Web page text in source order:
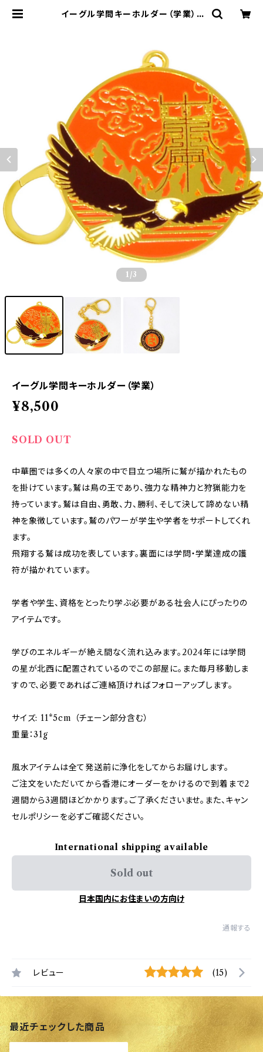
イーグル学問キーホルダー（学業） |
1 /3
イーグル学問キーホルダー（学業）
¥8,500
SOLD OUT
中華圏では多くの人々家の中で目立つ場所に鷲が描かれたもの
を掛けています。鷲は鳥の王であり、強力な精神力と狩猟能力を
持っています。鷲は自由、勇敢、力、勝利、そして決して諦めない精
神を象徴しています。鷲のパワーが学生や学者をサポートしてくれ
ます。
飛翔する鷲は成功を表しています。裏面には学問・学業達成の護
符が描かれています。
学者や学生、資格をとったり学ぶ必要がある社会人にぴったりの
アイテムです。
学びのエネルギーが絶え間なく流れ込みます。2024年には学問
の星が北西に配置されているのでこの部屋に。また毎月移動しま
すので、必要であればご連絡頂ければフォローアップします。
サイズ: 11*5cm （チェーン部分含む）
重量：31g
風水アイテムは全て発送前に浄化をしてからお届けします。
ご注文をいただいてから香港にオーダーをかけるので到着まで2
週間から3週間ほどかかります。ご了承くださいませ。また、キャン
セルポリシーを必ずご確認ください。
International shipping available
Sold out
日本国内にお住まいの方向け
通報する
レビュー (15)
最近チェックした商品